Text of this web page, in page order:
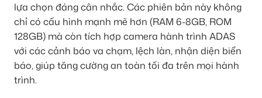
lựa chọn đáng cân nhắc. Các phiên bản này không
chỉ có cấu hình mạnh mẽ hơn (RAM 6-8GB, ROM
128GB) mà còn tích hợp camera hành trình ADAS
với các cảnh báo va chạm, lệch làn, nhận diện biển
báo, giúp tăng cường an toàn tối đa trên mọi hành
trình.